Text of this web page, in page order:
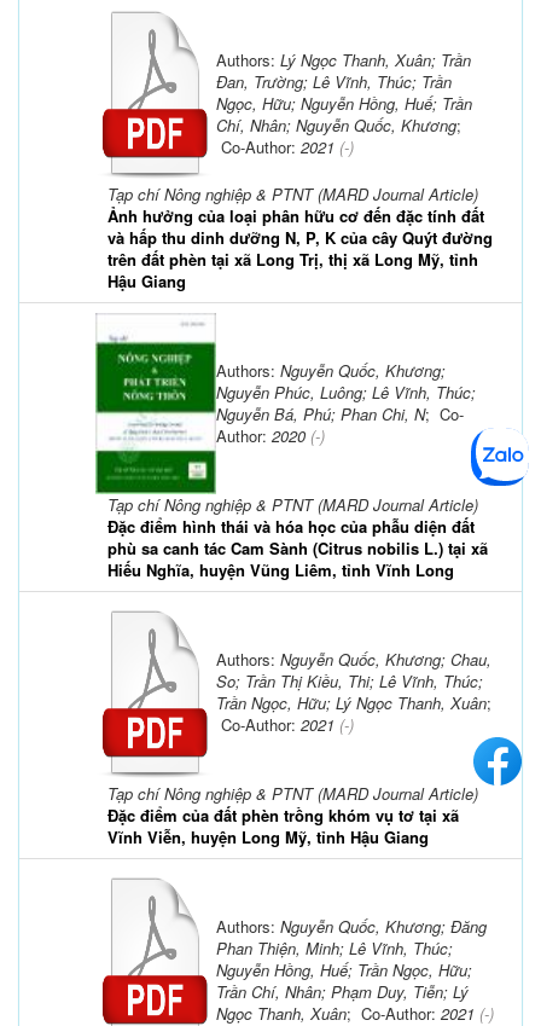
Tạp chí Nông nghiệp & PTNT (MARD Journal Article)
Ảnh hưởng của loại phân hữu cơ đến đặc tính đất
và hấp thu dinh dưỡng N, P, K của cây Quýt đường
trên đất phèn tại xã Long Trị, thị xã Long Mỹ, tỉnh
Hậu Giang
Authors: Lý Ngọc Thanh, Xuân; Trần
Đan, Trường; Lê Vĩnh, Thúc; Trần
Ngọc, Hữu; Nguyễn Hồng, Huế; Trần
Chí, Nhân; Nguyễn Quốc, Khương;
Co-Author: 2021 (-)
Tạp chí Nông nghiệp & PTNT (MARD Journal Article)
Đặc điểm hình thái và hóa học của phẫu diện đất
phù sa canh tác Cam Sành (Citrus nobilis L.) tại xã
Hiếu Nghĩa, huyện Vũng Liêm, tỉnh Vĩnh Long
Authors: Nguyễn Quốc, Khương;
Nguyễn Phúc, Luông; Lê Vĩnh, Thúc;
Nguyễn Bá, Phú; Phan Chi, N; Co-
Author: 2020 (-)
Tạp chí Nông nghiệp & PTNT (MARD Journal Article)
Đặc điểm của đất phèn trồng khóm vụ tơ tại xã
Vĩnh Viễn, huyện Long Mỹ, tỉnh Hậu Giang
Authors: Nguyễn Quốc, Khương; Chau,
So; Trần Thị Kiều, Thi; Lê Vĩnh, Thúc;
Trần Ngọc, Hữu; Lý Ngọc Thanh, Xuân;
Co-Author: 2021 (-)
Authors: Nguyễn Quốc, Khương; Đăng
Phan Thiện, Minh; Lê Vĩnh, Thúc;
Nguyễn Hồng, Huế; Trần Ngọc, Hữu;
Trần Chí, Nhân; Phạm Duy, Tiễn; Lý
Ngọc Thanh, Xuân; Co-Author: 2021 (-)